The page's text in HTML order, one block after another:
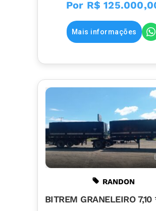
Por R$
Mais informações
RANDON
BITREM GRANELEIRO